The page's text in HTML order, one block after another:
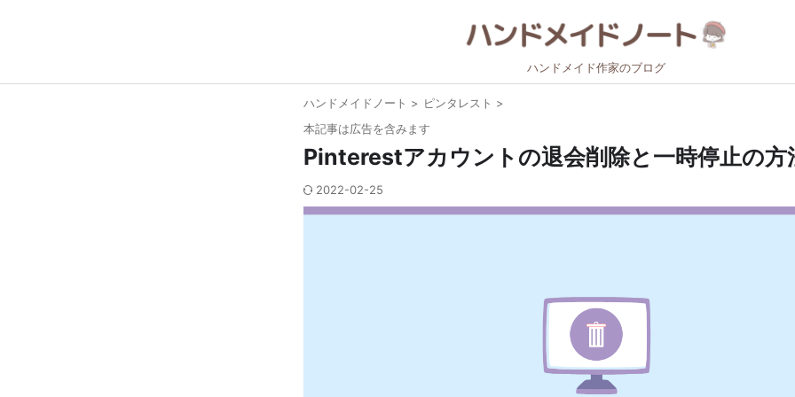
ハンドメイド作家のブログ
ハンドメイドノート > ピンタレスト >
本記事は広告を含みます
Pinterestアカウントの退会削除と一時停止の方
2022-02-25